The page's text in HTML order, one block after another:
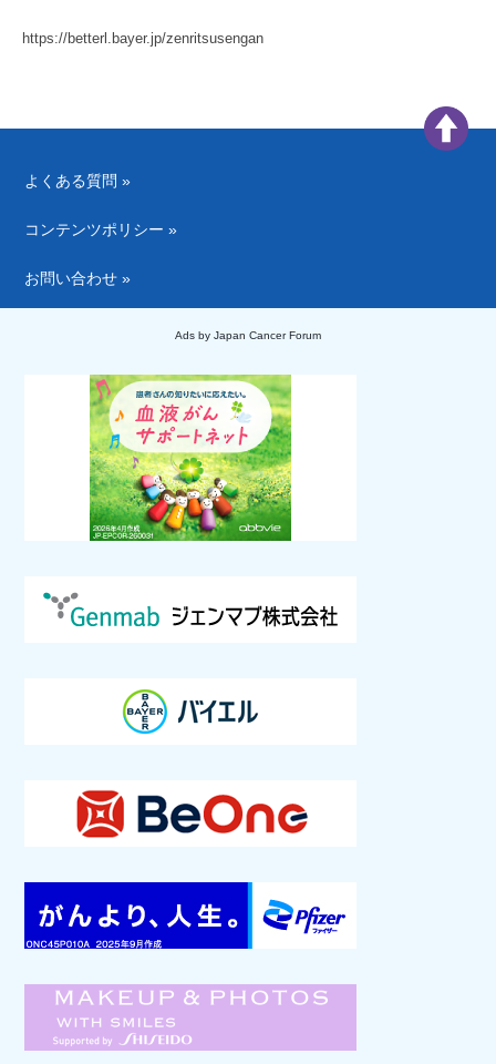
https://betterl.bayer.jp/zenritsusengan
よくある質問 »
コンテンツポリシー »
お問い合わせ »
Ads by Japan Cancer Forum